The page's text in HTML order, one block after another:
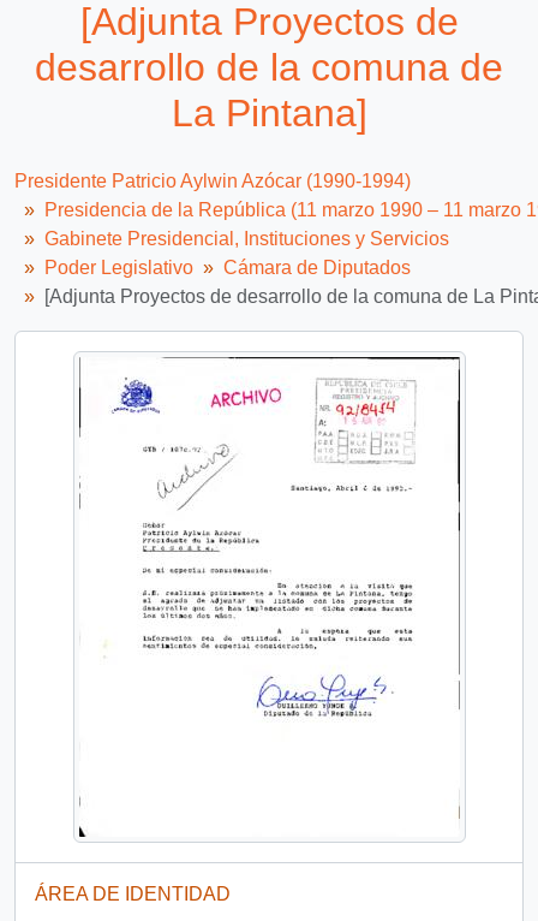
89 más...
[Adjunta Proyectos de
desarrollo de la comuna de
La Pintana]
Presidente Patricio Aylwin Azócar (1990-1994)
Presidencia de la República (11 marzo 1990 – 11 marzo
Gabinete Presidencial, Instituciones y Servicios
Poder Legislativo
Cámara de Diputados
[Adjunta Proyectos de desarrollo de la comuna de La
ÁREA DE IDENTIDAD